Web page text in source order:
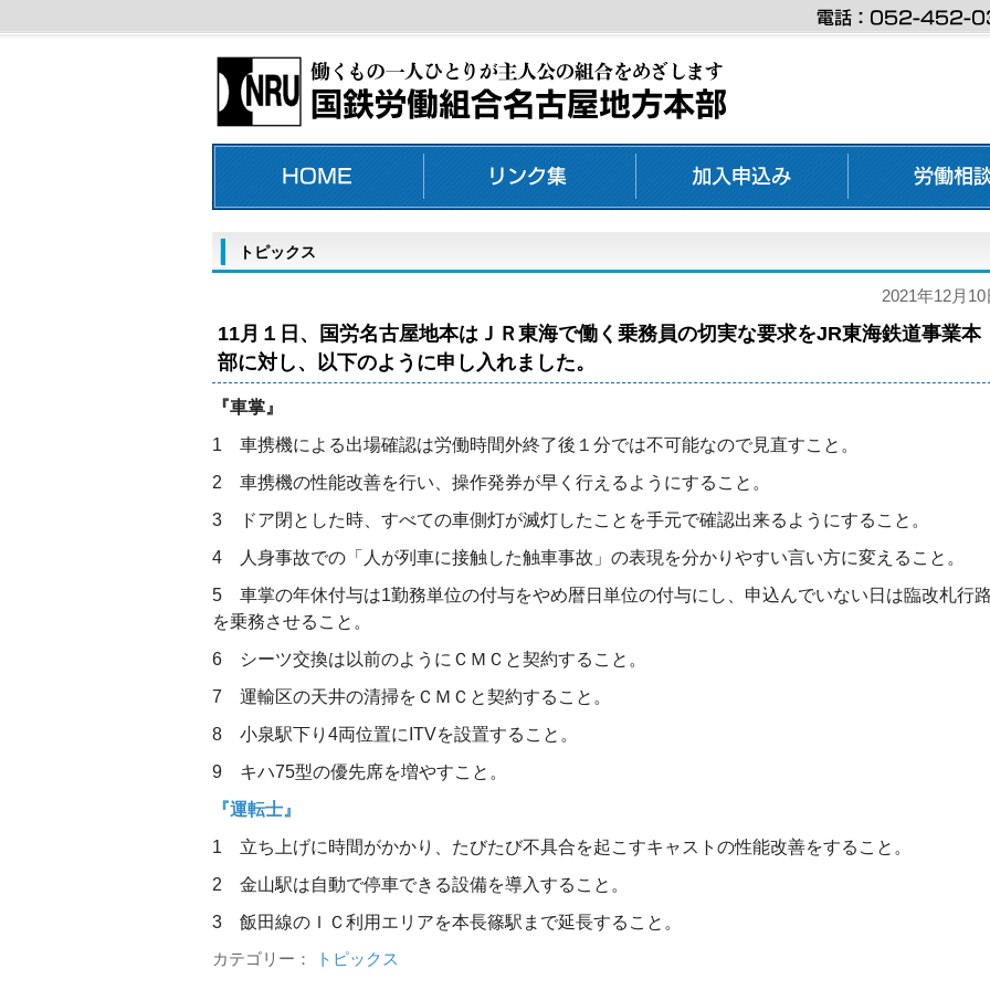
トピックス
2021年12月10
11月１日、国労名古屋地本はＪＲ東海で働く乗務員の切実な要求をJR東海鉄道事業本
部に対し、以下のように申し入れました。
『車掌』
1 車携機による出場確認は労働時間外終了後１分では不可能なので見直すこと。
2 車携機の性能改善を行い、操作発券が早く行えるようにすること。
3 ドア閉とした時、すべての車側灯が滅灯したことを手元で確認出来るようにすること。
4 人身事故での「人が列車に接触した触車事故」の表現を分かりやすい言い方に変えること。
5 車掌の年休付与は1勤務単位の付与をやめ暦日単位の付与にし、申込んでいない日は臨改札行
を乗務させること。
6 シーツ交換は以前のようにＣＭＣと契約すること。
7 運輸区の天井の清掃をＣＭＣと契約すること。
8 小泉駅下り4両位置にITVを設置すること。
9 キハ75型の優先席を増やすこと。
『運転士』
1 立ち上げに時間がかかり、たびたび不具合を起こすキャストの性能改善をすること。
2 金山駅は自動で停車できる設備を導入すること。
3 飯田線のＩＣ利用エリアを本長篠駅まで延長すること。
カテゴリー：
トピックス